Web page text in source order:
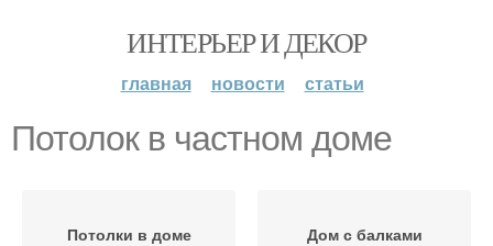
ИНТЕРЬЕР И ДЕКОР
главная новости статьи
Потолок в частном доме
Потолки в доме Дом с балками